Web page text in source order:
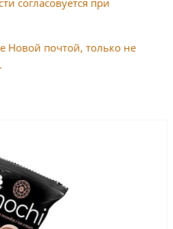
согласовуется при
Новой почтой, только не